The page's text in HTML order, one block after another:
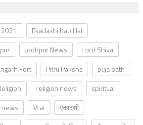
Ekadashi Kab Hai
Jodhpur News
Lord Shiva
Fort Pitru Paksha
puja path
religion news
spiritual
news Vrat
एकादशी